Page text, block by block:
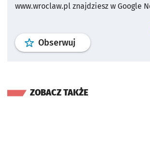
www.wroclaw.pl znajdziesz w Google
Obserwuj profil
ZOBACZ TAKŻE